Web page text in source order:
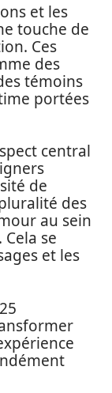
et les
touche de
Ces
des
témoins
portées
central
de
des
au sein
se
et les